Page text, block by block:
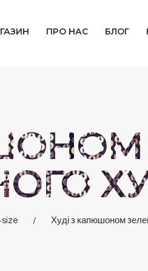
ПРО НАС БЛОГ
Худі з капюшоном